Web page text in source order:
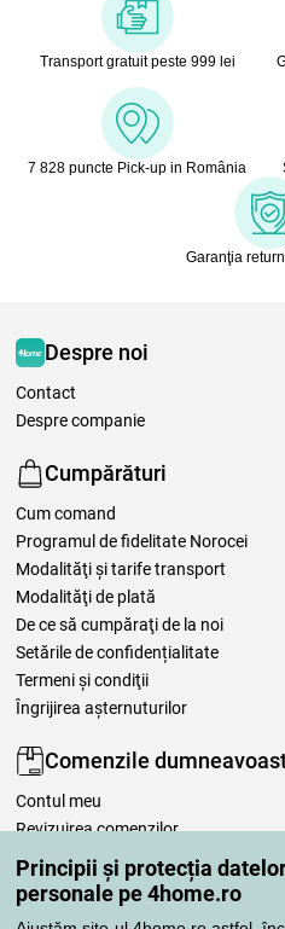
Principii și protecția
personale pe 4home.ro
Transport gratuit peste 999 lei
7 828 puncte Pick-up in România
Garanţia
Despre noi
Contact
Despre companie
Cumpărături
Cum comand
Programul de fidelitate Norocei
Modalităţi şi tarife transport
Modalităţi de plată
De ce să cumpăraţi de la noi
Setările de confidențialitate
Termeni şi condiţii
Îngrijirea așternuturilor
Comenzile
Contul meu
Revizuirea comenzilor
Reclamaţii
Retragere de la contract
Regulile de procesare a recenziilor